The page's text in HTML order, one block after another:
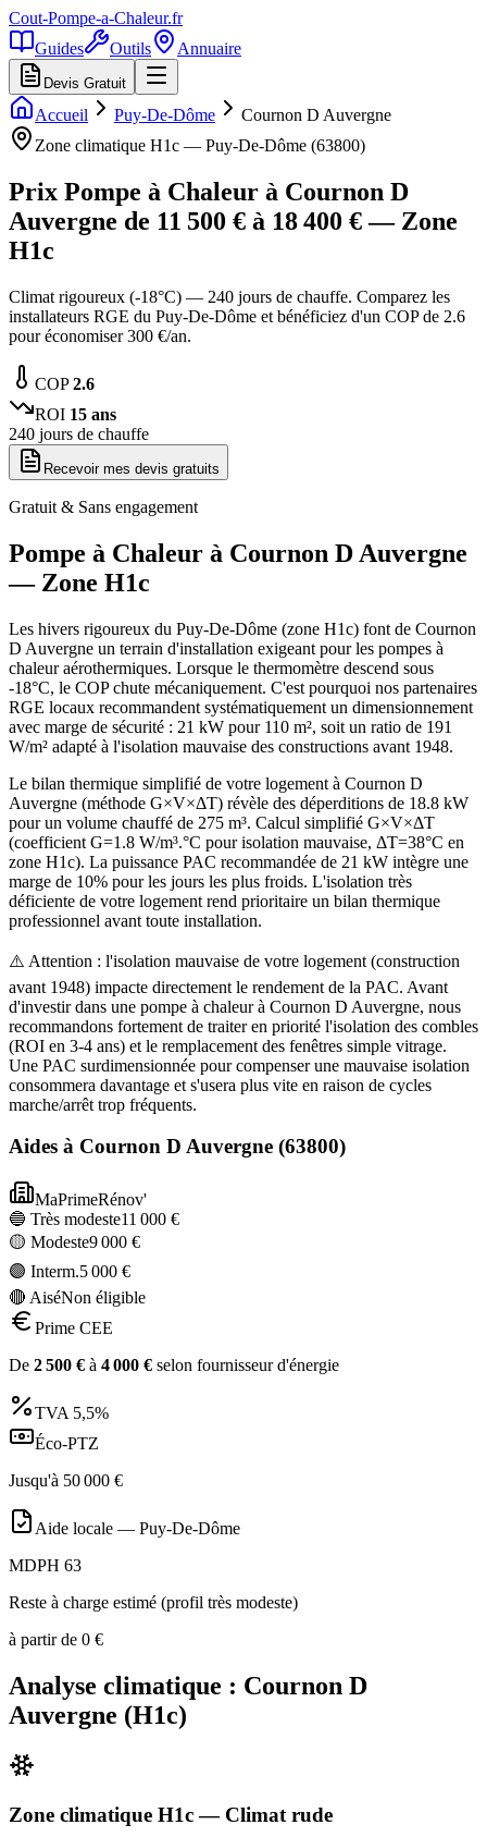
Cout-Pompe-a-Chaleur.fr
Guides
Outils Annuaire
Devis Gratuit
Accueil Puy-De-Dôme
Cournon D Auvergne
Zone climatique H1c — Puy-De-Dôme (63800)
Prix Pompe à Chaleur à Cournon D
Auvergne de 11 500 € à 18 400 € — Zone
H1c
Climat rigoureux (-18°C) — 240 jours de chauffe. Comparez les
installateurs RGE du Puy-De-Dôme et bénéficiez d'un COP de 2.6
pour économiser 300 €/an.
COP2.6
ROI 15 ans
240 jours de chauffe
Recevoir mes devis gratuits
Gratuit & Sans engagement
Pompe à Chaleur à Cournon D Auvergne
— Zone H1c
Les hivers rigoureux du Puy-De-Dôme (zone H1c) font de Cournon
D Auvergne un terrain d'installation exigeant pour les pompes à
chaleur aérothermiques. Lorsque le thermomètre descend sous
-18°C, le COP chute mécaniquement. C'est pourquoi nos partenaires
RGE locaux recommandent systématiquement un dimensionnement
avec marge de sécurité : 21 kW pour 110 m², soit un ratio de 191
W/m² adapté à l'isolation mauvaise des constructions avant 1948.
Le bilan thermique simplifié de votre logement à Cournon D
Auvergne (méthode G×V×ΔT) révèle des déperditions de 18.8 kW
pour un volume chauffé de 275 m³. Calcul simplifié G×V×ΔT
(coefficient G=1.8 W/m³.°C pour isolation mauvaise, ΔT=38°C en
zone H1c). La puissance PAC recommandée de 21 kW intègre une
marge de 10% pour les jours les plus froids. L'isolation très
déficiente de votre logement rend prioritaire un bilan thermique
professionnel avant toute installation.
⚠️ Attention : l'isolation mauvaise de votre logement (construction
avant 1948) impacte directement le rendement de la PAC. Avant
d'investir dans une pompe à chaleur à Cournon D Auvergne, nous
recommandons fortement de traiter en priorité l'isolation des combles
(ROI en 3-4 ans) et le remplacement des fenêtres simple vitrage.
Une PAC surdimensionnée pour compenser une mauvaise isolation
consommera davantage et s'usera plus vite en raison de cycles
marche/arrêt trop fréquents.
Aides à Cournon D Auvergne (63800)
MaPrimeRénov'
🔵 Très modeste11 000 €
🟡 Modeste9 000 €
🟣 Interm.5 000 €
🔴 AiséNon éligible
Prime CEE
De 2 500 € à 4 000 € selon fournisseur d'énergie
TVA 5,5%
Éco-PTZ
Jusqu'à 50 000 €
Aide locale — Puy-De-Dôme
MDPH 63
Reste à charge estimé (profil très modeste)
à partir de 0 €
Analyse climatique : Cournon D
Auvergne (H1c)
Zone climatique H1c— Climat rude